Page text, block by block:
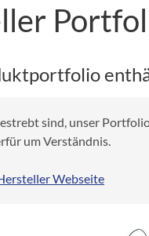
sind, unser
um Verständnis.
Webseite